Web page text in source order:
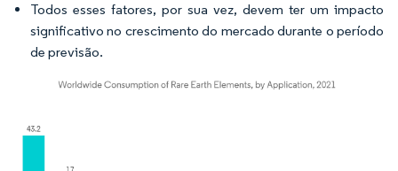
Todos esses fatores, por sua vez, devem ter um impacto
significativo no crescimento do mercado durante o período
de previsão.